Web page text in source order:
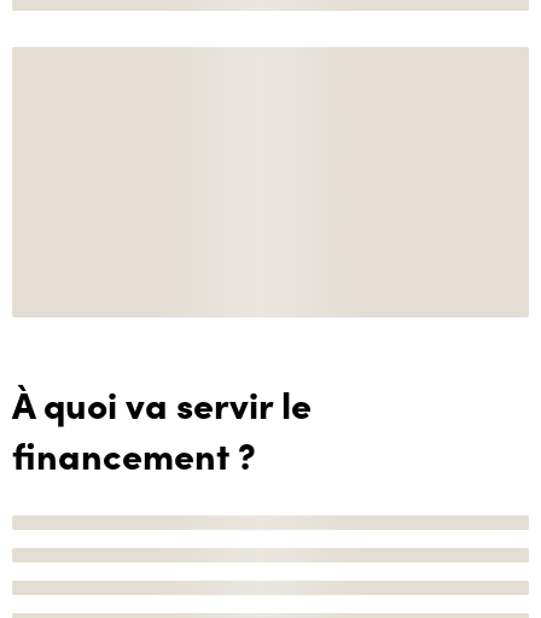
À quoi va servir le
financement ?